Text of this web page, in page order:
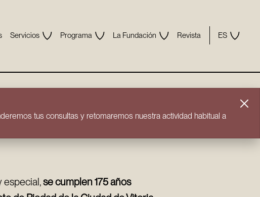
Servicios Programa La Fundación Revista ES
tus consultas y retomaremos nuestra actividad habitual a
especial,se cumplen 175 años